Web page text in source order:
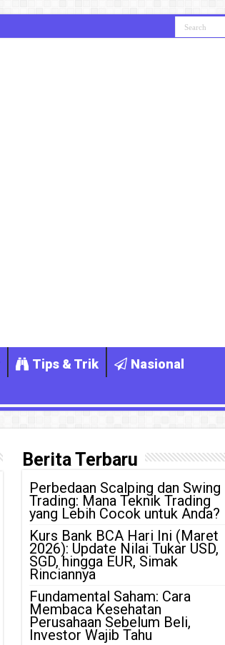
Tips & Trik
Nasional
Berita Terbaru
Perbedaan Scalping dan Swing
Trading: Mana Teknik Trading
yang Lebih Cocok untuk Anda?
Kurs Bank BCA Hari Ini (Maret
2026): Update Nilai Tukar USD,
SGD, hingga EUR, Simak
Rinciannya
Fundamental Saham: Cara
Membaca Kesehatan
Perusahaan Sebelum Beli,
Investor Wajib Tahu